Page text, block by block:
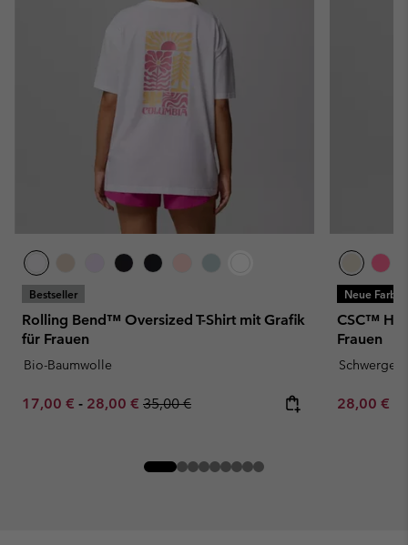
Bestseller
Rolling Bend™ Oversized T-Shirt mit Grafik
für Frauen
Bio-Baumwolle
Minimum sale price:
17,00 € - Maximum sale price:
28,00 € Regular price:
35,00 €
Neue
CSC™
Frauen
Minimum
28,00 €